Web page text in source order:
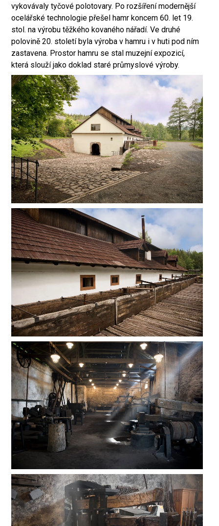
vykovávaly tyčové polotovary. Po rozšíření modernější
ocelářské technologie přešel hamr koncem 60. let 19.
stol. na výrobu těžkého kovaného nářadí. Ve druhé
polovině 20. století byla výroba v hamru i v huti pod ním
zastavena. Prostor hamru se stal muzejní expozicí,
která slouží jako doklad staré průmyslové výroby.